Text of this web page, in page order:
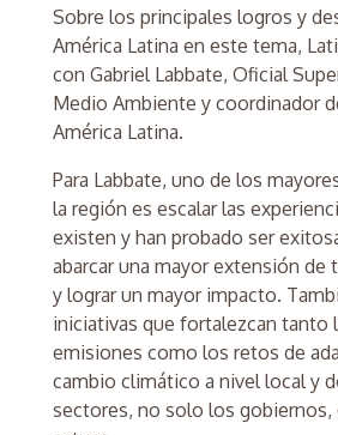
Sobre los principales logros y
América Latina en este tema,
con Gabriel Labbate, Oficial
Medio Ambiente y coordinador
América Latina.
Para Labbate, uno de los
la región es escalar las
existen y han probado ser
abarcar una mayor extensión
y lograr un mayor impacto.
iniciativas que fortalezcan tanto
emisiones como los retos de
cambio climático a nivel local y
sectores, no solo los gobiernos,